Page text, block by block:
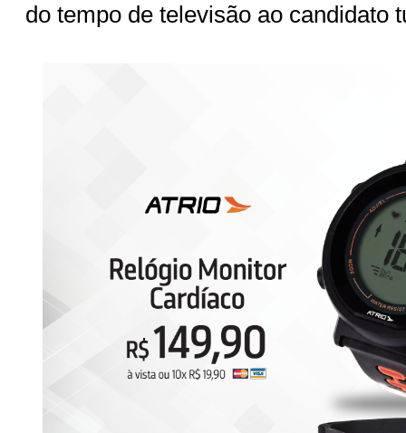
do tempo de televisão ao candidato